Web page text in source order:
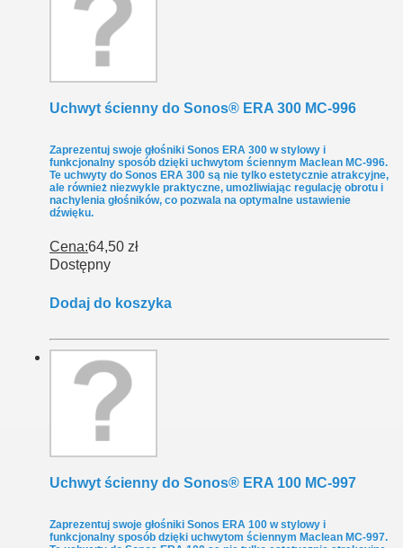
Uchwyt ścienny do Sonos® ERA 300 MC-996
Zaprezentuj swoje głośniki Sonos ERA 300 w stylowy i
funkcjonalny sposób dzięki uchwytom ściennym Maclean MC-996.
Te uchwyty do Sonos ERA 300 są nie tylko estetycznie atrakcyjne,
ale również niezwykle praktyczne, umożliwiając regulację obrotu i
nachylenia głośników, co pozwala na optymalne ustawienie
dźwięku.
Cena:64,50 zł
Dostępny
Dodaj do koszyka
Uchwyt ścienny do Sonos® ERA 100 MC-997
Zaprezentuj swoje głośniki Sonos ERA 100 w stylowy i
funkcjonalny sposób dzięki uchwytom ściennym Maclean MC-997.